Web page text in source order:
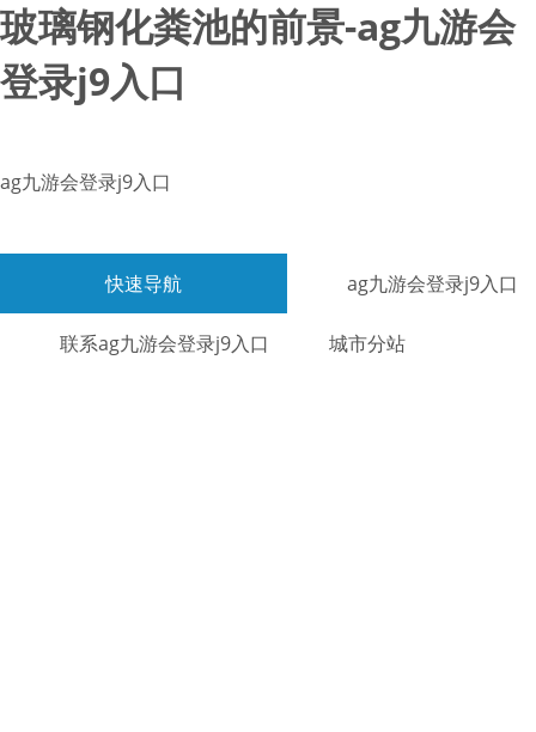
玻璃钢化粪池的前景-ag九游会
登录j9入口
ag九游会登录j9入口
快速导航 ag九游会登录j9入口
联系ag九游会登录j9入口 城市分站